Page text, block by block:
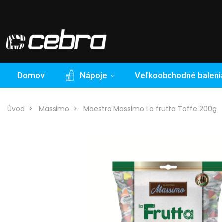
Domov Nápoje Veľkoobchodné
Úvod Massimo Maestro Massimo La frutta Toffe 200g